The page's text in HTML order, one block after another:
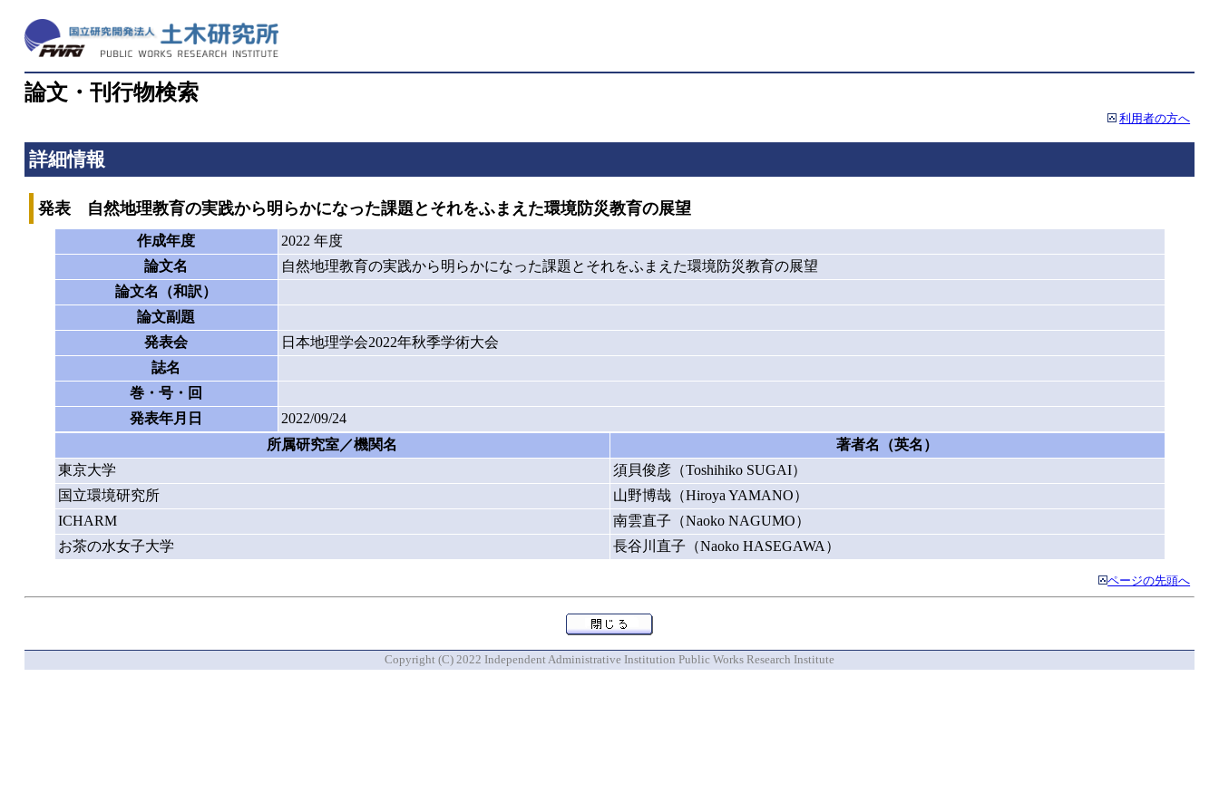
論文・刊行物検索
利用者の方へ
詳細情報
発表 自然地理教育の実践から明らかになった課題とそれをふまえた環境防災教育の展望
作成年度
2022 年度
論文名
自然地理教育の実践から明らかになった課題とそれをふまえた環境防災教育の展望
論文名（和訳）
論文副題
発表会
日本地理学会2022年秋季学術大会
誌名
巻・号・回
発表年月日
2022/09/24
所属研究室／機関名
著者名（英名）
東京大学
須貝俊彦（Toshihiko SUGAI）
国立環境研究所
山野博哉（Hiroya YAMANO）
ICHARM
南雲直子（Naoko NAGUMO）
お茶の水女子大学
長谷川直子（Naoko HASEGAWA）
ページの先頭へ
Copyright (C) 2022 Independent Administrative Institution Public Works Research Institute